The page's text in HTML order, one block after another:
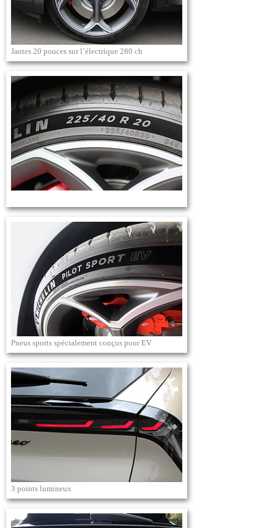
Jantes 20 pouces sur l’électrique 280 ch
Pneus sports spécialement conçus pour EV
3 points lumineux